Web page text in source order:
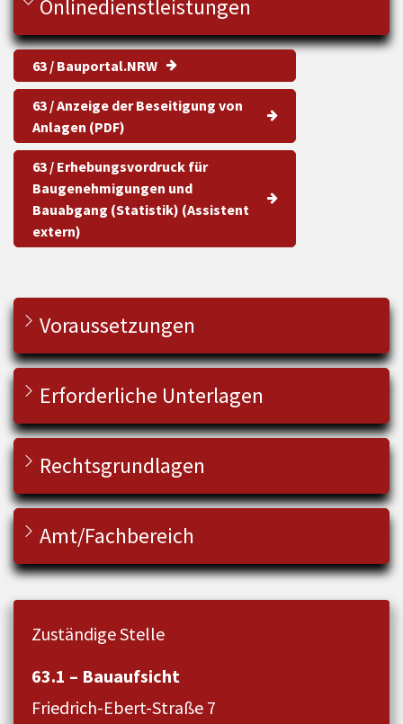
Onlinedienstleistungen
63 / Bauportal.NRW
63 / Anzeige der Beseitigung von
Anlagen (PDF)
63 / Erhebungsvordruck für
Baugenehmigungen und
Bauabgang (Statistik) (Assistent
extern)
Voraussetzungen
Erforderliche Unterlagen
Rechtsgrundlagen
Amt/Fachbereich
Zuständige Stelle
63.1 – Bauaufsicht
Friedrich-Ebert-Straße 7